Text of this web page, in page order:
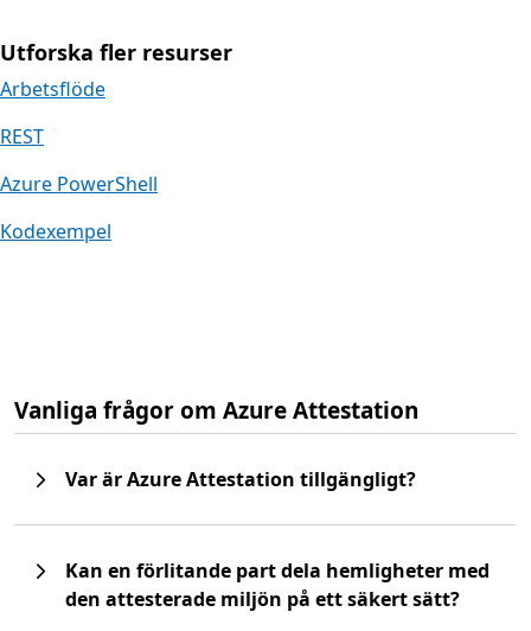
Utforska fler resurser
Arbetsflöde
REST
Azure PowerShell
Kodexempel
Vanliga frågor om Azure Attestation
Var är Azure Attestation tillgängligt?
Kan en förlitande part dela hemligheter med
den attesterade miljön på ett säkert sätt?